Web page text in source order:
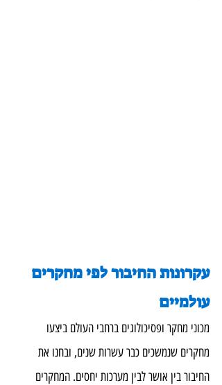
עקרונות החיבור לפי מחקרים
עולמיים
מכוני מחקר ופסיכולוגים ברחבי העולם ביצעו
מחקרים שנמשכים כבר עשרות שנים, ובחנו את
החיבור בין אושר לבין מערכות יחסים. המחקרים